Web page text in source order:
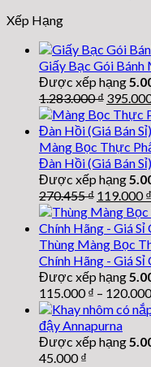
Xếp Hạng
Giấy Bạc Gói Bánh
Được xếp hạng
1.283.000₫ Giá
gốc
là:
Màng Bọc Thực
Đàn Hồi (Giá Bán Sỉ)
Được xếp hạng
270.455₫ Giá
gốc
là:
270.455
119.000₫
Thùng Màng Bọc
Chính Hãng - Giá Sỉ
Được xếp hạng
115.000₫ –
đậy Annapurna
Được xếp hạng
45.000₫